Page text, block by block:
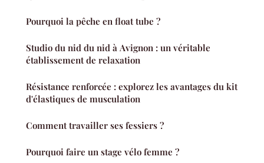
Pourquoi la pêche en float tube ?
Studio du nid du nid à Avignon : un véritable
établissement de relaxation
Résistance renforcée : explorez les avantages du kit
d'élastiques de musculation
Comment travailler ses fessiers ?
Pourquoi faire un stage vélo femme ?